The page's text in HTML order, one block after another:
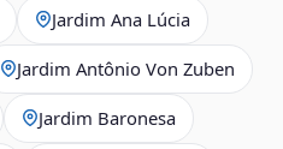
Jardim Ana Lúcia
Jardim Antônio Von Zuben
Jardim Baronesa